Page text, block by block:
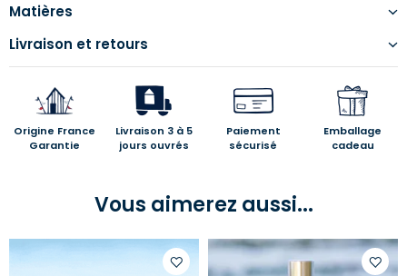
Matières
Livraison et retours
Origine France
Garantie
Livraison 3 à 5
jours ouvrés
Paiement
sécurisé
Emballage
cadeau
Vous aimerez aussi...